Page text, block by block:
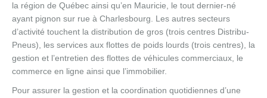
la région de Québec ainsi qu’en Mauricie, le tout dernier-né
ayant pignon sur rue à Charlesbourg. Les autres secteurs
d’activité touchent la distribution de gros (trois centres Distribu-
Pneus), les services aux flottes de poids lourds (trois centres), la
gestion et l’entretien des flottes de véhicules commerciaux, le
commerce en ligne ainsi que l’immobilier.
Pour assurer la gestion et la coordination quotidiennes d’une